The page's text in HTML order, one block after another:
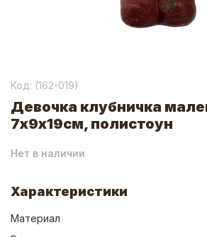
Код: (162-019)
Девочка клубничка
7х9х19см, полистоун
Нет в наличии
Характеристики
Материал